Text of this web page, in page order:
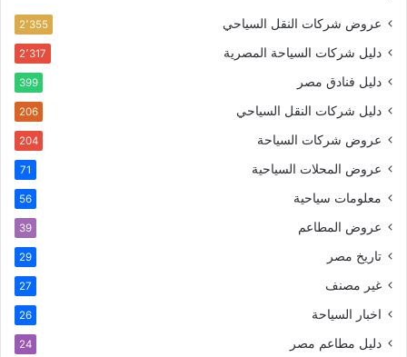
عروض شركات النقل السياحي 2٬355
دليل شركات السياحة المصرية 2٬317
دليل فنادق مصر 399
دليل شركات النقل السياحي 206
عروض شركات السياحة 204
عروض المحلات السياحية 71
معلومات سياحية 56
عروض المطاعم 39
تاريخ مصر 29
غير مصنف 27
اخبار السياحة 26
دليل مطاعم مصر 24